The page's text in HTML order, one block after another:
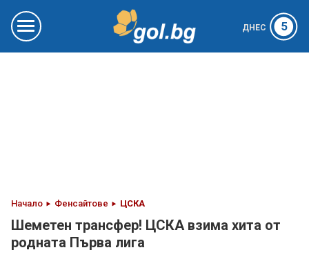
ДНЕС 5
Начало Фенсайтове ЦСКА
Шеметен трансфер! ЦСКА взима хита от
родната Първа лига